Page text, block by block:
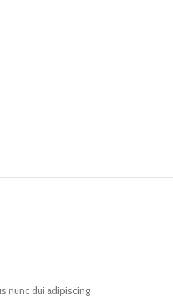
nunc dui adipiscing